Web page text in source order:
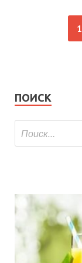
1
ПОИСК